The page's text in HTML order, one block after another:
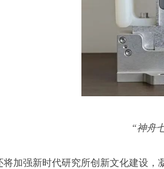
“神舟
将加强新时代研究所创新文化建设